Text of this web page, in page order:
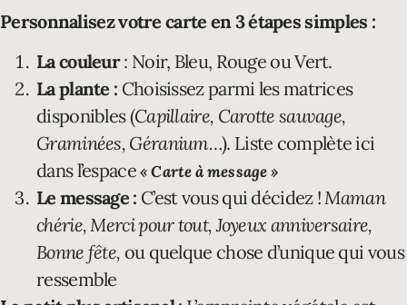
Personnalisez votre carte en 3 étapes simples :
La couleur: Noir, Bleu, Rouge ou Vert.
La plante : Choisissez parmi les matrices
disponibles (Capillaire, Carotte sauvage,
Graminées, Géranium…). Liste complète ici
dans l’espace« Carte à message »
Le message : C’est vous qui décidez !Maman
chérie, Merci pour tout, Joyeux anniversaire,
Bonne fête, ou quelque chose d’unique qui vous
ressemble